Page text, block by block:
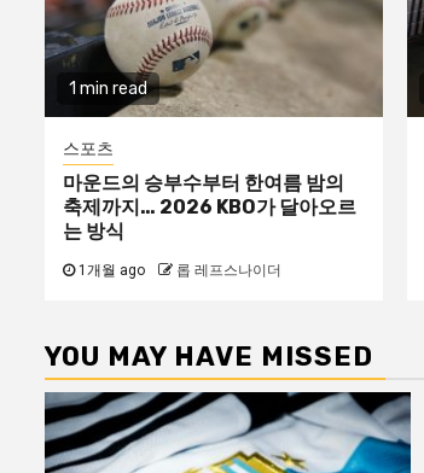
1 min read
스포츠
마운드의 승부수부터 한여름 밤의
축제까지… 2026 KBO가 달아오르
는 방식
1개월 ago 롭 레프스나이더
YOU MAY HAVE MISSED